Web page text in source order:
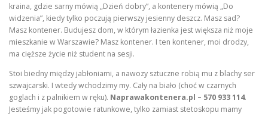
kraina, gdzie sarny mówią „Dzień dobry”, a kontenery mówią „Do
widzenia”, kiedy tylko poczują pierwszy jesienny deszcz. Masz sad?
Masz kontener. Budujesz dom, w którym łazienka jest większa niż moje
mieszkanie w Warszawie? Masz kontener. I ten kontener, moi drodzy,
ma cięższe życie niż student na sesji.
Stoi biedny między jabłoniami, a nawozy sztuczne robią mu z blachy ser
szwajcarski. I wtedy wchodzimy my. Cały na biało (choć w czarnych
goglach i z palnikiem w ręku). Naprawakontenera.pl – 570 933 114.
Jesteśmy jak pogotowie ratunkowe, tylko zamiast stetoskopu mamy